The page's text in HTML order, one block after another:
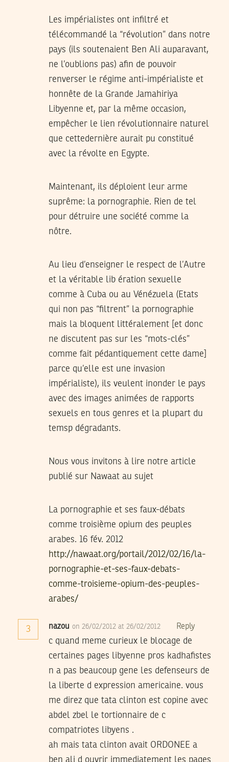
Les impérialistes ont infiltré et
télécommandé la “révolution” dans notre
pays (ils soutenaient Ben Ali auparavant,
ne l’oublions pas) afin de pouvoir
renverser le régime anti-impérialiste et
honnête de la Grande Jamahiriya
Libyenne et, par la même occasion,
empêcher le lien révolutionnaire naturel
que cettedernière aurait pu constitué
avec la révolte en Egypte.
Maintenant, ils déploient leur arme
suprême: la pornographie. Rien de tel
pour détruire une société comme la
nôtre.
Au lieu d’enseigner le respect de l’Autre
et la véritable lib ération sexuelle
comme à Cuba ou au Vénézuela (Etats
qui non pas “filtrent” la pornographie
mais la bloquent littéralement [et donc
ne discutent pas sur les “mots-clés”
comme fait pédantiquement cette dame]
parce qu’elle est une invasion
impérialiste), ils veulent inonder le pays
avec des images animées de rapports
sexuels en tous genres et la plupart du
temsp dégradants.
Nous vous invitons à lire notre article
publié sur Nawaat au sujet
La pornographie et ses faux-débats
comme troisième opium des peuples
arabes. 16 fév. 2012
http://nawaat.org/portail/2012/02/16/la-
pornographie-et-ses-faux-debats-
comme-troisieme-opium-des-peuples-
arabes/
3 nazou on 26/02/2012 at 26/02/2012 Reply
c quand meme curieux le blocage de
certaines pages libyenne pros kadhafistes
n a pas beaucoup gene les defenseurs de
la liberte d expression americaine. vous
me direz que tata clinton est copine avec
abdel zbel le tortionnaire de c
compatriotes libyens .
ah mais tata clinton avait ORDONEE a
ben ali d ouvrir immediatement les pages